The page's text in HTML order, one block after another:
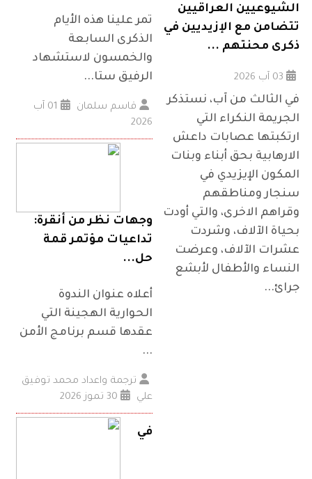
الشيوعيين العراقيين
تتضامن مع الإزيديين في
ذكرى محنتهم ...
في الثالث من آب، نستذكر
الجريمة النكراء التي
ارتكبتها عصابات داعش
الارهابية بحق أبناء وبنات
المكون الإيزيدي في
سنجار ومناطقهم
وقراهم الاخرى، والتي أودت
بحياة الآلاف، وشردت
عشرات الآلاف، وعرضت
النساء والأطفال لأبشع
جرائ...
تمر علينا هذه الأيام
الذكرى السابعة
والخمسون لاستشهاد
الرفيق ستا...
قاسم سلمان
01 آب
2026
وجهات نظر من أنقرة:
تداعيات مؤتمر قمة
حل...
أعلاه عنوان الندوة
الحوارية الهجينة التي
عقدها قسم برنامج الأمن
...
ترجمة واعداد محمد توفيق
علي
في